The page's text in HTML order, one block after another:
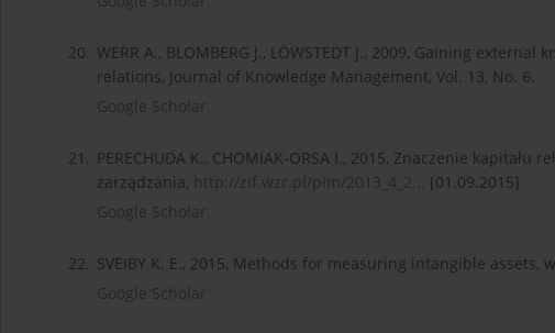
20. WERR A., BLOMBERG J., LӦWSTEDT J., 2009, Gaining
relations, Journal of Knowledge Management, Vol. 13, No. 6.
Google Scholar
21. PERECHUDA K., CHOMIAK-ORSA I., 2015, Znaczenie kapitału
zarządzania, http://zif.wzr.pl/pim/2013_4_2...
[01.09.2015]
Google Scholar
22. SVEIBY K. E., 2015, Methods for measuring intangible assets,
Google Scholar